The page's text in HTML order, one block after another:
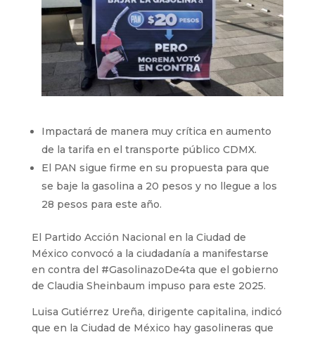
Impactará de manera muy crítica en aumento
de la tarifa en el transporte público CDMX.
⁠El PAN sigue firme en su propuesta para que
se baje la gasolina a 20 pesos y no llegue a los
28 pesos para este año.
El Partido Acción Nacional en la Ciudad de
México convocó a la ciudadanía a manifestarse
en contra del #GasolinazoDe4ta que el gobierno
de Claudia Sheinbaum impuso para este 2025.
Luisa Gutiérrez Ureña, dirigente capitalina, indicó
que en la Ciudad de México hay gasolineras que